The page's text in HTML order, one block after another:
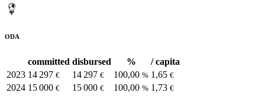
ODA
committed disbursed %
/ capita
2023 14 297 € 14 297 € 100,00 % 1,65 €
2024 15 000 € 15 000 € 100,00 % 1,73 €